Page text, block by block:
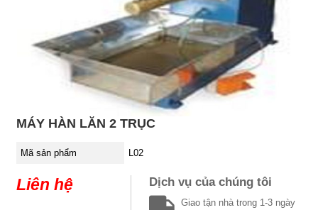
MÁY HÀN LĂN 2 TRỤC
Mã sản phẩm L02
Liên hệ Dịch vụ của chúng tôi
Giao tận nhà trong 1-3 ngày